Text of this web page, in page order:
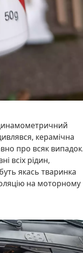
керамічна
про всяк
всіх рідин,
якась тваринка
на моторному